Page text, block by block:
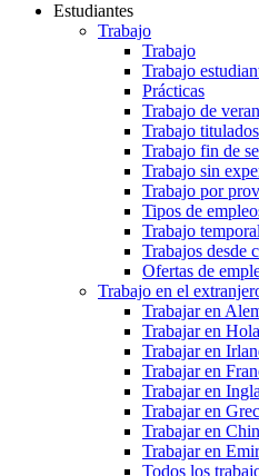
Estudiantes
Trabajo
Trabajo
Trabajo
Prácticas
Trabajo de
Trabajo titulados
Trabajo fin de
Trabajo sin
Trabajo por
Tipos de
Trabajo temporal
Trabajos desde
Ofertas de
Trabajo en el
Trabajar en
Trabajar en
Trabajar en
Trabajar en
Trabajar en
Trabajar en
Trabajar en
Trabajar en
Todos los